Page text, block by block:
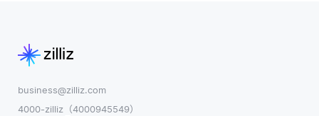
business@zilliz.com
4000-zilliz（4000945549）